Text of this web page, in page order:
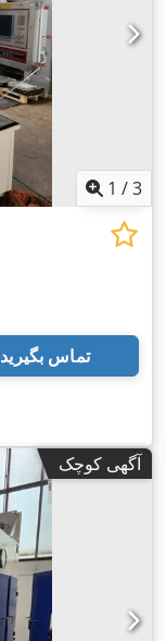
1 /3
تماس بگیرید
آگهی کوچک